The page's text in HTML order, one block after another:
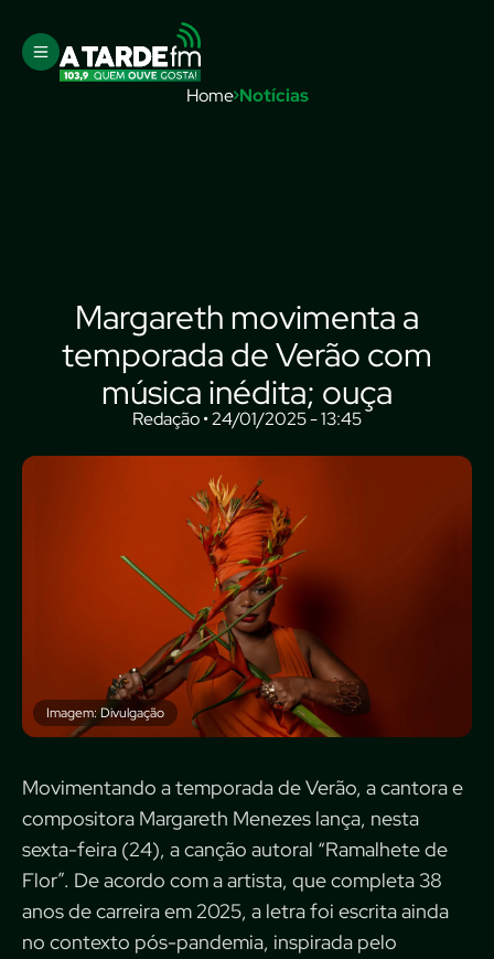
Home Notícias
Margareth movimenta a
temporada de Verão com
música inédita; ouça
Redação • 24/01/2025 - 13:45
Imagem: Divulgação
Movimentando a temporada de Verão, a cantora e
compositora Margareth Menezes lança, nesta
sexta-feira (24), a canção autoral “Ramalhete de
Flor”. De acordo com a artista, que completa 38
anos de carreira em 2025, a letra foi escrita ainda
no contexto pós-pandemia, inspirada pelo